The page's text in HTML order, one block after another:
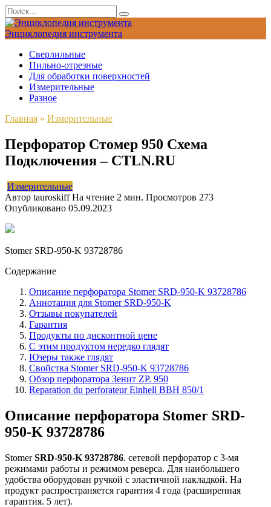
Перейти
к
содержанию
Search
for:
Энциклопедия инструмента
Сверлильные
Пильно-отрезные
Для обработки поверхностей
Измерительные
Разное
Главная » Измерительные
Перфоратор Стомер 950 Схема
Подключения – CTLN.RU
Измерительные
Автор tauroskiff На чтение 2 мин. Просмотров 273
Опубликовано 05.09.2023
Stomer SRD-950-K 93728786
Содержание
Описание перфоратора Stomer SRD-950-K 93728786
Аннотация для Stomer SRD-950-K
Отзывы покупателей
Гарантия
Продукты по дисконтной цене
С этим продуктом нередко глядят
Юзеры также глядят
Свойства Stomer SRD-950-K 93728786
Обзор перфоратора Зенит ZP. 950
Reparation du perforateur Einhell BBH 850/1
Описание перфоратора Stomer SRD-
950-K 93728786
StomerSRD-950-K 93728786. сетевой перфоратор с 3-мя
режимами работы и режимом реверса. Для наибольшего
удобства оборудован ручкой с эластичной накладкой. На
продукт распространяется гарантия 4 года (расширенная
гарантия. 5 лет).